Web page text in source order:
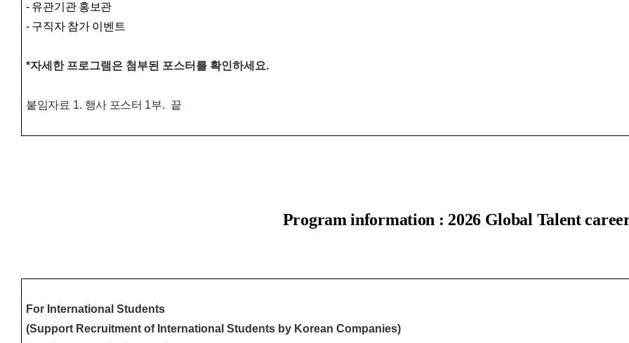
- 유관기관 홍보관
- 구직자 참가 이벤트
*자세한 프로그램은 첨부된 포스터를 확인하세요.
붙임자료 1. 행사 포스터 1부. 끝
Program information : 2026 Global Talent
For International Students
(Support Recruitment of International Students by Korean Companies)